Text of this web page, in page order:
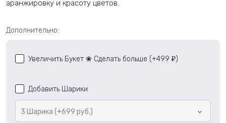
аранжировку и красоту цветов.
Дополнительно:
Увеличить Букет ❀ Сделать больше (+499 ₽ )
Добавить Шарики
3 Шарика (+699 руб.)